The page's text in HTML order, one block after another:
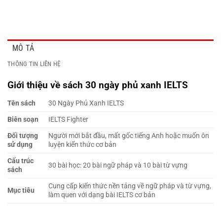
MÔ TẢ
THÔNG TIN LIÊN HỆ
Giới thiệu về sách 30 ngày phủ xanh IELTS
Tên sách
30 Ngày Phủ Xanh IELTS
Biên soạn
IELTS Fighter
Đối tượng
sử dụng
Người mới bắt đầu, mất gốc tiếng Anh hoặc muốn ôn
luyện kiến thức cơ bản
Cấu trúc
sách
30 bài học: 20 bài ngữ pháp và 10 bài từ vựng
Mục tiêu
Cung cấp kiến thức nền tảng về ngữ pháp và từ vựng,
làm quen với dạng bài IELTS cơ bản